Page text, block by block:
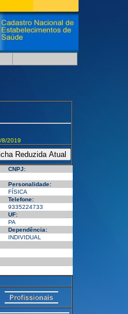
8/2019
CNPJ:
Personalidade:
FÍSICA
Telefone:
9335224733
UF:
PA
Dependência:
INDIVIDUAL